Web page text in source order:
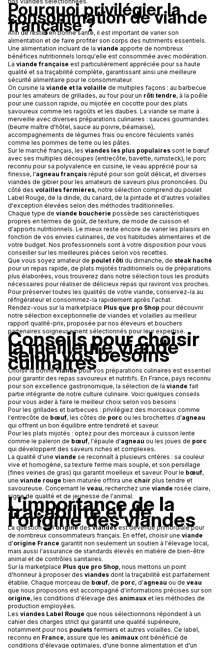
Pourquoi privilégier la
consommation de viande
française ?
Afin de rester en bonne santé, il est important de varier son
alimentation et de faire profiter son corps des nutriments essentiels.
Une alimentation incluant de la viande apporte de nombreux
bénéfices nutritionnels lorsqu'elle est consommée avec modération.
La viande française est particulièrement appréciée pour sa haute
qualité et sa traçabilité complète, garantissant ainsi une meilleure
sécurité alimentaire pour le consommateur.
On cuisine la viande et la volaille de multiples façons : au barbecue
pour les amateurs de grillades, au four pour un rôti tendre, à la poêle
pour une cuisson rapide, ou mijotée en cocotte pour des plats
savoureux comme les ragoûts et les daubes. La viande se marie à
merveille avec diverses préparations culinaires : sauces gourmandes
(beurre maître d'hôtel, sauce au poivre, béarnaise),
accompagnements de légumes frais ou encore féculents variés
comme les pommes de terre ou les pâtes.
Sur le marché français, les viandes les plus populaires sont le bœuf
avec ses multiples découpes (entrecôte, bavette, rumsteck), le porc
reconnu pour sa polyvalence en cuisine, le veau apprécié pour sa
finesse, l'agneau français réputé pour son goût délicat, et diverses
viandes de gibier pour les amateurs de saveurs plus prononcées. Du
côté des volailles fermières, notre sélection comprend du poulet
Label Rouge, de la dinde, du canard, de la pintade et d'autres volailles
d'exception élevées selon des méthodes traditionnelles.
Chaque type de viande boucherie possède ses caractéristiques
propres en termes de goût, de texture, de mode de cuisson et
d'apports nutritionnels. Le mieux reste encore de varier les plaisirs en
fonction de vos envies culinaires, de vos habitudes alimentaires et de
votre budget. Nos professionnels sont à votre disposition pour vous
conseiller sur les meilleures pièces selon vos recettes.
Que vous soyez amateur de poulet rôti du dimanche, de steak haché
pour un repas rapide, de plats mijotés traditionnels ou de préparations
plus élaborées, vous trouverez dans notre sélection tous les produits
nécessaires pour réaliser de délicieux repas qui raviront vos proches.
Pour préserver toutes les qualités de votre viande, conservez-la au
réfrigérateur et consommez-la rapidement après l'achat.
Rendez-vous sur la marketplace Plus que pro Shop pour découvrir
notre sélection exceptionnelle de viandes et volailles au meilleur
rapport qualité-prix, proposée par nos éleveurs et bouchers
partenaires soigneusement sélectionnés pour leur expertise.
Conseils pour choisir
la meilleure viande
selon vos besoins
culinaires
Choisir la bonneviandepour vos préparations culinaires est essentiel
pour garantir des repas savoureux et nutritifs. En France, pays reconnu
pour son excellence gastronomique, la sélection de la viande fait
partie intégrante de notre culture culinaire. Voici quelques conseils
pour vous aider à faire le meilleur choix selon vos besoins :
Pour les grillades et barbecues : privilégiez des morceaux comme
l'entrecôte de bœuf, les côtes de porc ou les brochettes d'agneau
qui offrent un bon équilibre entre tendreté et saveur.
Pour les plats mijotés : optez pour des morceaux à cuisson lente
comme le paleron de bœuf, l'épaule d'agneau ou les joues de porc
qui développent des saveurs riches et complexes.
La qualité d'une viande se reconnaît à plusieurs critères : sa couleur
vive et homogène, sa texture ferme mais souple, et son persillage
(fines veines de gras) qui garantit moelleux et saveur. Pour le bœuf,
une viande rouge bien maturée offrira une chair plus tendre et
savoureuse. Concernant le veau, recherchez une viande rosée claire,
signe de qualité et de jeunesse de l'animal.
L'importance de la
traçabilité et de
l'origine des viandes
La question de l'originedesviandesest devenue primordiale pour
de nombreux consommateurs français. En effet, choisir une viande
d'origine France garantit non seulement un soutien à l'élevage local,
mais aussi l'assurance de standards élevés en matière de bien-être
animal et de contrôles sanitaires.
Sur la marketplace Plus que pro Shop, nous mettons un point
d'honneur à proposer des viandes dont la traçabilité est parfaitement
établie. Chaque morceau de bœuf, de porc, d'agneau ou de veau
que nous proposons est accompagné d'informations précises sur son
origine, les conditions d'élevage des animaux et les méthodes de
production employées.
Les viandes Label Rouge que nous sélectionnons répondent à un
cahier des charges strict qui garantit une qualité supérieure,
notamment pour nos poulets fermiers et autres volailles. Ce label,
reconnu en France, assure que les animaux ont bénéficié de
conditions d'élevage optimales, d'une bonne alimentation et d'un